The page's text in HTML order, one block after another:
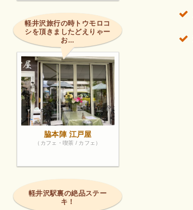
軽井沢旅行の時トウモロコ
シを頂きましたどえりゃー
お...
脇本陣 江戸屋
（カフェ・喫茶 / カフェ）
軽井沢駅裏の絶品ステー
キ！